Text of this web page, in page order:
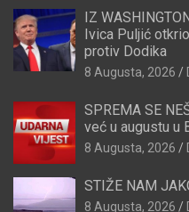
IZ
Ivica Puljić
protiv Dodika
8 Augusta, 2026
SPREMA SE
već u augustu u
8 Augusta, 2026
STIŽE NAM
8 Augusta, 2026